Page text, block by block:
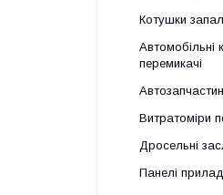
Котушки
Автомобільні
перемикачі
Витратоміри
Дросельні
Панелі